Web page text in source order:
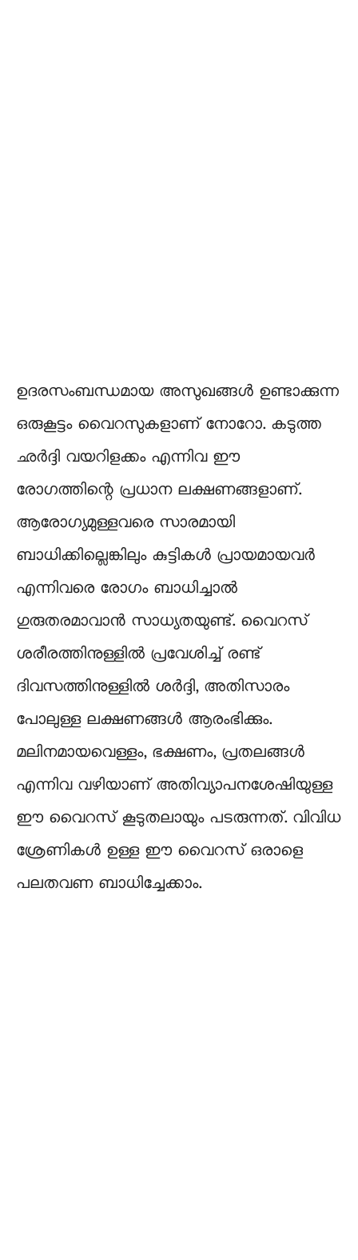
ഉദരസംബന്ധമായ അസുഖങ്ങൾ ഉണ്ടാക്കുന്ന
ഒരുകൂട്ടം വൈറസുകളാണ് നോറോ. കടുത്ത
ഛർദ്ദി വയറിളക്കം എന്നിവ ഈ
രോഗത്തിന്റെ പ്രധാന ലക്ഷണങ്ങളാണ്.
ആരോഗ്യമുള്ളവരെ സാരമായി
ബാധിക്കില്ലെങ്കിലും കുട്ടികൾ പ്രായമായവർ
എന്നിവരെ രോഗം ബാധിച്ചാൽ
ഗുരുതരമാവാൻ സാധ്യതയുണ്ട്. വൈറസ്
ശരീരത്തിനുള്ളിൽ പ്രവേശിച്ച് രണ്ട്
ദിവസത്തിനുള്ളിൽ ശർദ്ദി, അതിസാരം
പോലുള്ള ലക്ഷണങ്ങൾ ആരംഭിക്കും.
മലിനമായവെള്ളം, ഭക്ഷണം, പ്രതലങ്ങൾ
എന്നിവ വഴിയാണ് അതിവ്യാപനശേഷിയുള്ള
ഈ വൈറസ് കൂടുതലായും പടരുന്നത്. വിവിധ
ശ്രേണികൾ ഉള്ള ഈ വൈറസ് ഒരാളെ
പലതവണ ബാധിച്ചേക്കാം.